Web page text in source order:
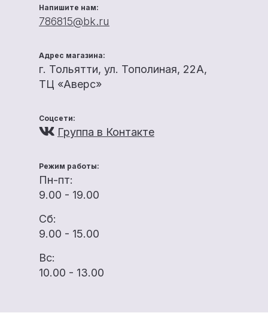
Напишите нам:
786815@bk.ru
Адрес магазина:
г. Тольятти, ул. Тополиная, 22А,
ТЦ «Аверс»
Соцсети:
Группа в Контакте
Режим работы:
Пн-пт:
9.00 - 19.00
Сб:
9.00 - 15.00
Вс:
10.00 - 13.00